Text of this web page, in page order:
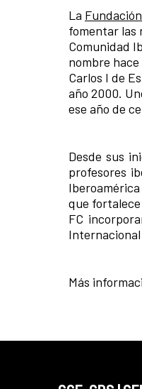
La
fomentar las
Comunidad
nombre
Carlos I de
año 2000.
ese año de
Desde sus
profesores
que
FC
Más